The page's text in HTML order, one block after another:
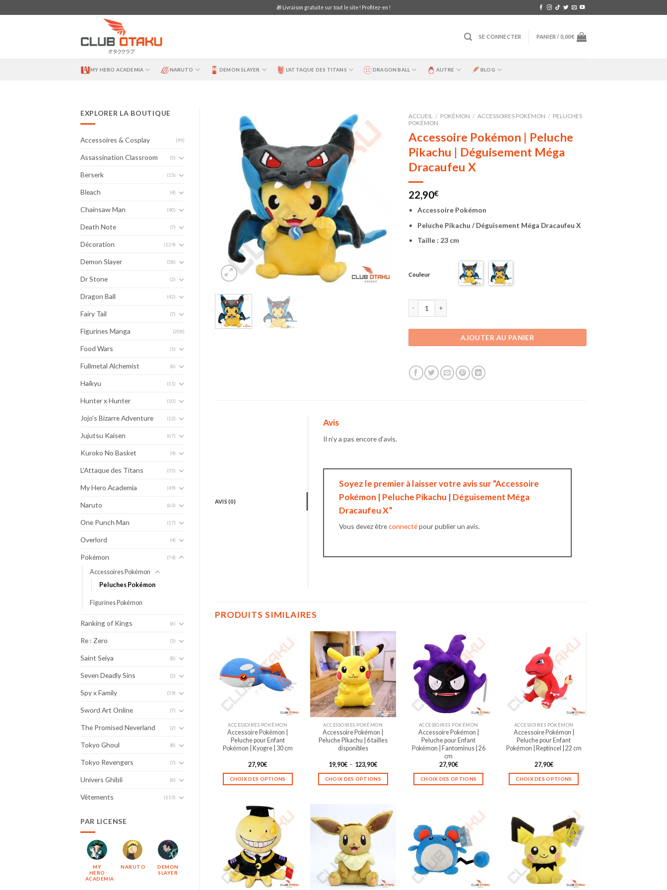
to
🎁 Livraison gratuite sur tout le site ! Profitez-en !
SE CONNECTER PANIER /0,00€
MY HERO ACADEMIA NARUTO DEMON SLAYER L’ATTAQUE DES TITANS DRAGON BALL AUTRE BLOG
EXPLORER LA BOUTIQUE
Accessoires & Cosplay (95)
Assassination Classroom (5)
Berserk (15)
Bleach (4)
Chainsaw Man (40)
Death Note (7)
Décoration (129)
Demon Slayer (58)
Dr Stone (2)
Dragon Ball (42)
Fairy Tail (7)
Figurines Manga (208)
Food Wars (1)
Fullmetal Alchemist (6)
Haikyu (11)
Hunter x Hunter (10)
Jojo's Bizarre Adventure (12)
Jujutsu Kaisen (67)
Kuroko No Basket (4)
L'Attaque des Titans (35)
My Hero Academia (49)
Naruto (63)
One Punch Man (17)
Overlord (4)
Pokémon (74)
Accessoires Pokémon
Peluches Pokémon
Figurines Pokémon
Ranking of Kings (6)
Re : Zero (3)
Saint Seiya (8)
Seven Deadly Sins (2)
Spy x Family (39)
Sword Art Online (7)
The Promised Neverland (2)
Tokyo Ghoul (8)
Tokyo Revengers (7)
Univers Ghibli (6)
Vêtements (113)
PAR LICENSE
MY
HERO
ACADEMIA
NARUTO
DEMON
SLAYER
ACCUEIL / POKÉMON / ACCESSOIRES POKÉMON / PELUCHES
POKÉMON
Accessoire Pokémon | Peluche
Pikachu | Déguisement Méga
Dracaufeu X
22,90€
Accessoire Pokémon
Peluche Pikachu / Déguisement Méga Dracaufeu X
Taille : 23 cm
Couleur
AJOUTER AU PANIER
AVIS (0)
Avis
Il n’y a pas encore d’avis.
Soyez le premier à laisser votre avis sur “Accessoire
Pokémon | Peluche Pikachu | Déguisement Méga
Dracaufeu X”
Vous devez êtreconnectépour publier un avis.
PRODUITS SIMILAIRES
ACCESSOIRES POKÉMON
Accessoire Pokémon |
Peluche pour Enfant
Pokémon | Kyogre | 30 cm
27,90€
CHOIX DES OPTIONS
a
plusieurs
variations.
Les
options
peuvent
être
choisies
ACCESSOIRES POKÉMON
Accessoire Pokémon |
Peluche Pikachu | 6 tailles
disponibles
19,90€ – 123,90€Plage
prix :
19,90€
CHOIX DES OPTIONS
plusieurs
variations.
Les
options
peuvent
être
choisies
ACCESSOIRES POKÉMON
Accessoire Pokémon |
Peluche pour Enfant
Pokémon | Fantominus | 26
cm
27,90€
CHOIX DES OPTIONS
plusieurs
variations.
Les
options
peuvent
être
ACCESSOIRES POKÉMON
Accessoire Pokémon |
Peluche pour Enfant
Pokémon | Reptincel | 22 cm
27,90€
CHOIX DES OPTIONS
plusieurs
variations.
Les
options
peuvent
être
choisies